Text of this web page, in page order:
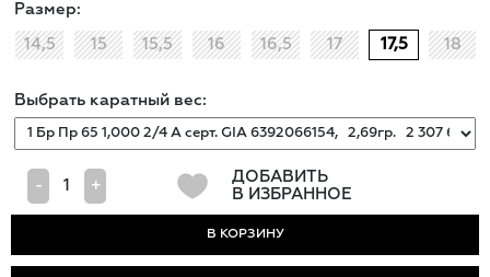
Размер:
14,5 15 15,5 16 16,5 17 17,5 18
Выбрать каратный вес:
- +
ДОБАВИТЬ
В ИЗБРАННОЕ